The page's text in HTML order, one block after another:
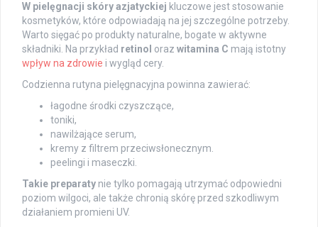
W pielęgnacji skóry azjatyckiej kluczowe jest stosowanie
kosmetyków, które odpowiadają na jej szczególne potrzeby.
Warto sięgać po produkty naturalne, bogate w aktywne
składniki. Na przykład retinol oraz witamina C mają istotny
wpływ na zdrowie i wygląd cery.
Codzienna rutyna pielęgnacyjna powinna zawierać:
łagodne środki czyszczące,
toniki,
nawilżające serum,
kremy z filtrem przeciwsłonecznym.
peelingi i maseczki.
Takie preparaty nie tylko pomagają utrzymać odpowiedni
poziom wilgoci, ale także chronią skórę przed szkodliwym
działaniem promieni UV.